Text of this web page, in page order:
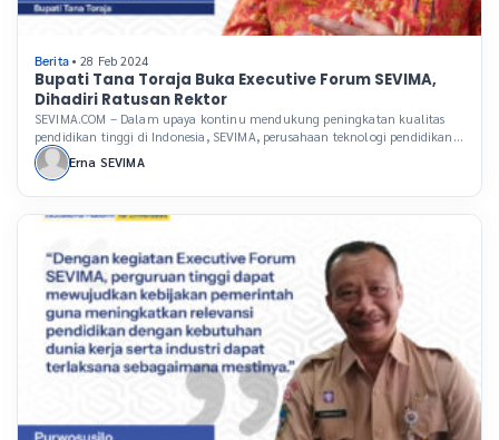
Berita • 28 Feb 2024
Bupati Tana Toraja Buka Executive Forum SEVIMA,
Dihadiri Ratusan Rektor
SEVIMA.COM – Dalam upaya kontinu mendukung peningkatan kualitas
pendidikan tinggi di Indonesia, SEVIMA, perusahaan teknologi pendidikan
(Edutech) terkemuka, rutin menggelar Executive Forum, sebuah acara
tahunan yang telah menjadi ajang penting bagi para pemimpin perguruan
Erna SEVIMA